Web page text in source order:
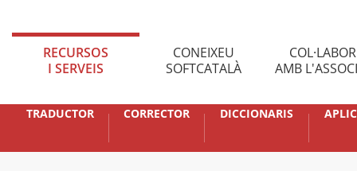
RECURSOS
I SERVEIS
CONEIXEU
SOFTCATALÀ
AMB
TRADUCTOR CORRECTOR DICCIONARIS